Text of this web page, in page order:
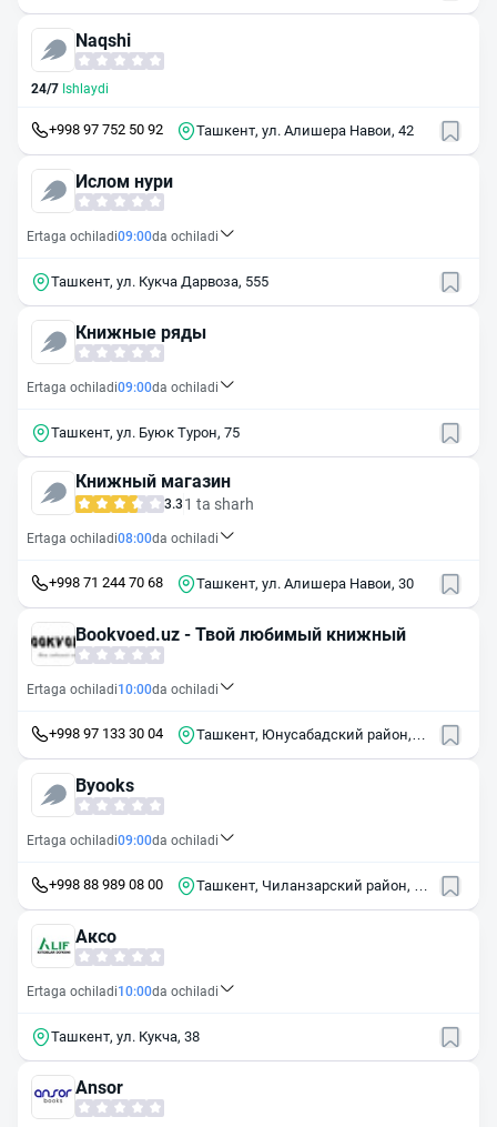
Naqshi
24/7 Ishlaydi
+998 97 752 50 92 Ташкент, ул. Алишера Навои, 42
Ислом нури
Ertaga ochiladi09:00da ochiladi
Ташкент, ул. Кукча Дарвоза, 555
Книжные ряды
Ertaga ochiladi09:00da ochiladi
Ташкент, ул. Буюк Турон, 75
Книжный магазин
3.3 1 ta sharh
Ertaga ochiladi08:00da ochiladi
+998 71 244 70 68 Ташкент, ул. Алишера Навои, 30
Bookvoed.uz - Твой любимый книжный
Ertaga ochiladi10:00da ochiladi
+998 97 133 30 04
Ташкент, Юнусабадский район,
Byooks
Ertaga ochiladi09:00da ochiladi
+998 88 989 08 00
Ташкент, Чиланзарский район, 3-
Аксо
Ertaga ochiladi10:00da ochiladi
Ташкент, ул. Кукча, 38
Ansor